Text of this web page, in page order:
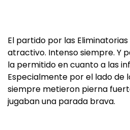
El partido por las
atractivo. Intenso siempre. Y
la permitido en cuanto a las
Especialmente por el lado de
siempre metieron pierna
jugaban una parada brava.